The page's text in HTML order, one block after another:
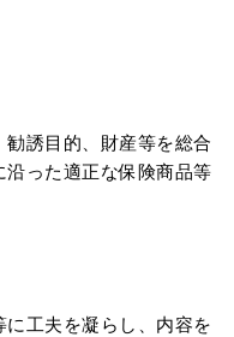
誘目的、財産等を総合
った適正な保険商品等
工夫を凝らし、内容を